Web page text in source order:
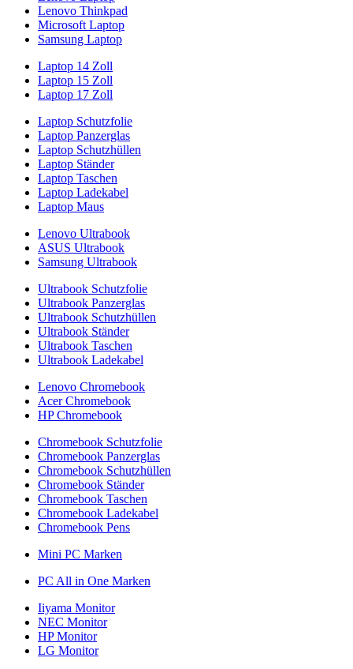
Lenovo Thinkpad
Microsoft Laptop
Samsung Laptop
Laptop 14 Zoll
Laptop 15 Zoll
Laptop 17 Zoll
Laptop Schutzfolie
Laptop Panzerglas
Laptop Schutzhüllen
Laptop Ständer
Laptop Taschen
Laptop Ladekabel
Laptop Maus
Lenovo Ultrabook
ASUS Ultrabook
Samsung Ultrabook
Ultrabook Schutzfolie
Ultrabook Panzerglas
Ultrabook Schutzhüllen
Ultrabook Ständer
Ultrabook Taschen
Ultrabook Ladekabel
Lenovo Chromebook
Acer Chromebook
HP Chromebook
Chromebook Schutzfolie
Chromebook Panzerglas
Chromebook Schutzhüllen
Chromebook Ständer
Chromebook Taschen
Chromebook Ladekabel
Chromebook Pens
Mini PC Marken
PC All in One Marken
Iiyama Monitor
NEC Monitor
HP Monitor
LG Monitor